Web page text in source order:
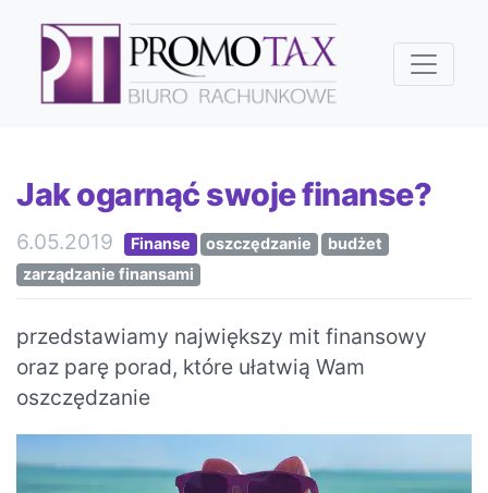
Jak ogarnąć swoje finanse?
6.05.2019 Finanse oszczędzanie
budżet
zarządzanie finansami
przedstawiamy największy mit finansowy
oraz parę porad, które ułatwią Wam
oszczędzanie